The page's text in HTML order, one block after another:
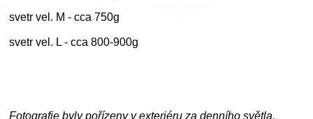
svetr vel. M - cca 750g
svetr vel. L - cca 800-900g
Fotografie byly pořízeny v exteriéru za denního světla,